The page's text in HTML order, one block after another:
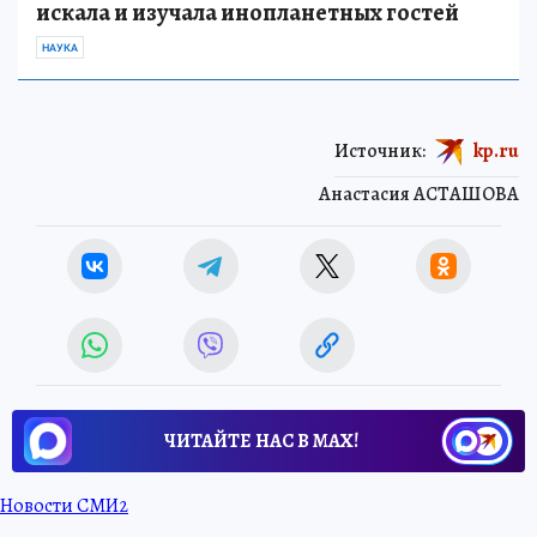
искала и изучала инопланетных гостей
НАУКА
Анастасия АСТАШОВА
Источник: kp.ru
ЧИТАЙТЕ НАС В МАХ!
Новости СМИ2